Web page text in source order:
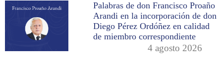
Palabras de don Francisco Proaño
Arandi en la incorporación de don
Diego Pérez Ordóñez en calidad
de miembro correspondiente
4 agosto 2026